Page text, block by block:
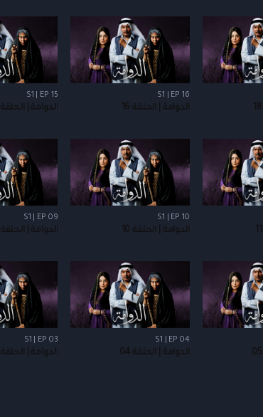
S1 | EP 16
الدوامة | الحلقة 16
S1 | EP 15
الدوامة | الحلقة 15
S1 | EP 10
الدوامة | الحلقة 10
S1 | EP 09
الدوامة | الحلقة 09
S1 | EP 04
الدوامة | الحلقة 04
S1 | EP 03
الدوامة | الحلقة 03